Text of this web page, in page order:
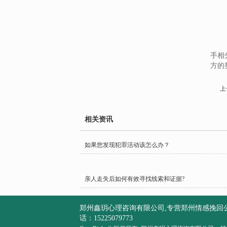
手相
方的
相关资讯
如果您发现犯罪活动该怎么办？
亲人走失后如何有效寻找线索和证据?
郑州鑫玥心理咨询有限公司,专营郑州情感挽
话：15225079773